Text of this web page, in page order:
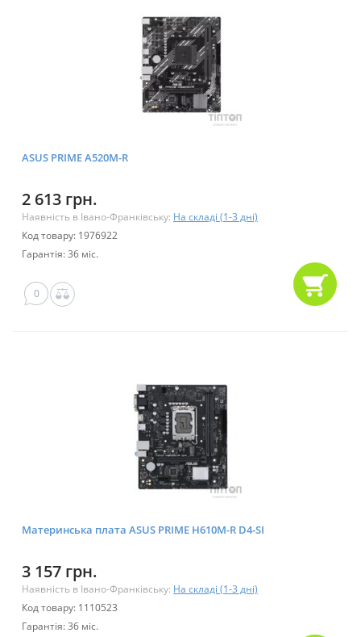
ASUS PRIME A520M-R
2 613 грн.
Наявність в Івано-Франківську: На складі (1-3 дні)
Код товару: 1976922
Гарантія: 36 міс.
0
Материнська плата ASUS PRIME H610M-R D4-SI
3 157 грн.
Наявність в Івано-Франківську: На складі (1-3 дні)
Код товару: 1110523
Гарантія: 36 міс.